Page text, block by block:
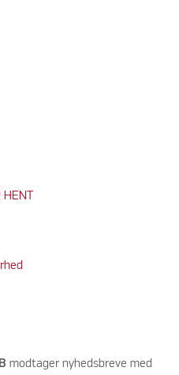
modtager nyhedsbreve med